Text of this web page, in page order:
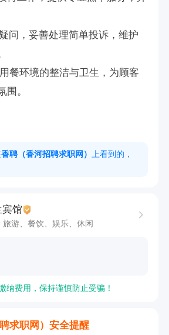
问，妥善处理简单投诉，维护
餐环境的整洁与卫生，为顾客
围。
，具备餐饮服务经验者优先考
求。
具备较强的抗压能力，能适应
香聘（香河招聘求职网）
上看到的，
馆
旅游、餐饮、娱乐、休闲
纳费用，保持谨慎防止受骗！
求职网）安全提醒